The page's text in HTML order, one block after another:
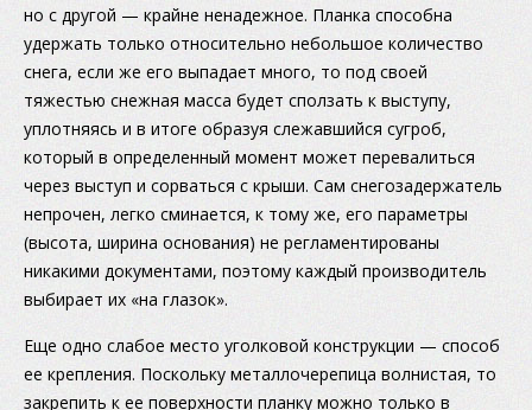
но с другой — крайне ненадежное. Планка способна
удержать только относительно небольшое количество
снега, если же его выпадает много, то под своей
тяжестью снежная масса будет сползать к выступу,
уплотняясь и в итоге образуя слежавшийся сугроб,
который в определенный момент может перевалиться
через выступ и сорваться с крыши. Сам снегозадержатель
непрочен, легко сминается, к тому же, его параметры
(высота, ширина основания) не регламентированы
никакими документами, поэтому каждый производитель
выбирает их «на глазок».
Еще одно слабое место уголковой конструкции — способ
ее крепления. Поскольку металлочерепица волнистая, то
закрепить к ее поверхности планку можно только в